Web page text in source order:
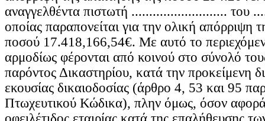
αναγγελθέντα πιστωτή ........................... του
οποίας παραπονείται για την ολική απόρριψη
ποσού 17.418,166,54€. Με αυτό το
αρμοδίως φέρονται από κοινού στο σύνολό
παρόντος Δικαστηρίου, κατά την προκείμενη
εκουσίας δικαιοδοσίας (άρθρο 4, 53 και 95
Πτωχευτικού Κώδικα), πλην όμως, όσον αφορά